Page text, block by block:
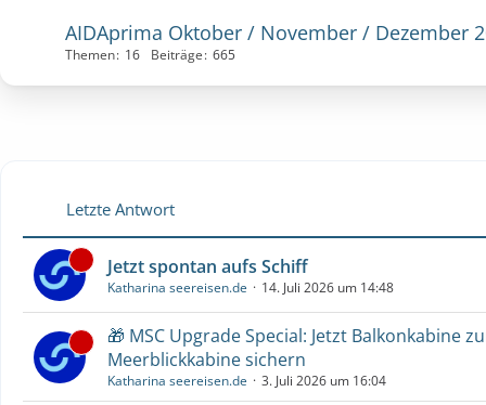
AIDAprima Oktober / November / Dezember
Themen 16 Beiträge 665
Letzte Antwort
Jetzt spontan aufs Schiff
Katharina seereisen.de 14. Juli 2026 um 14:48
🎁 MSC Upgrade Special: Jetzt Balkonkabine
Meerblickkabine sichern
Katharina seereisen.de 3. Juli 2026 um 16:04